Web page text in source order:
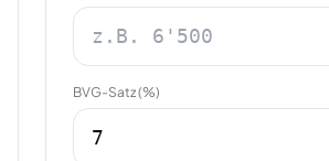
BVG-Satz (%)